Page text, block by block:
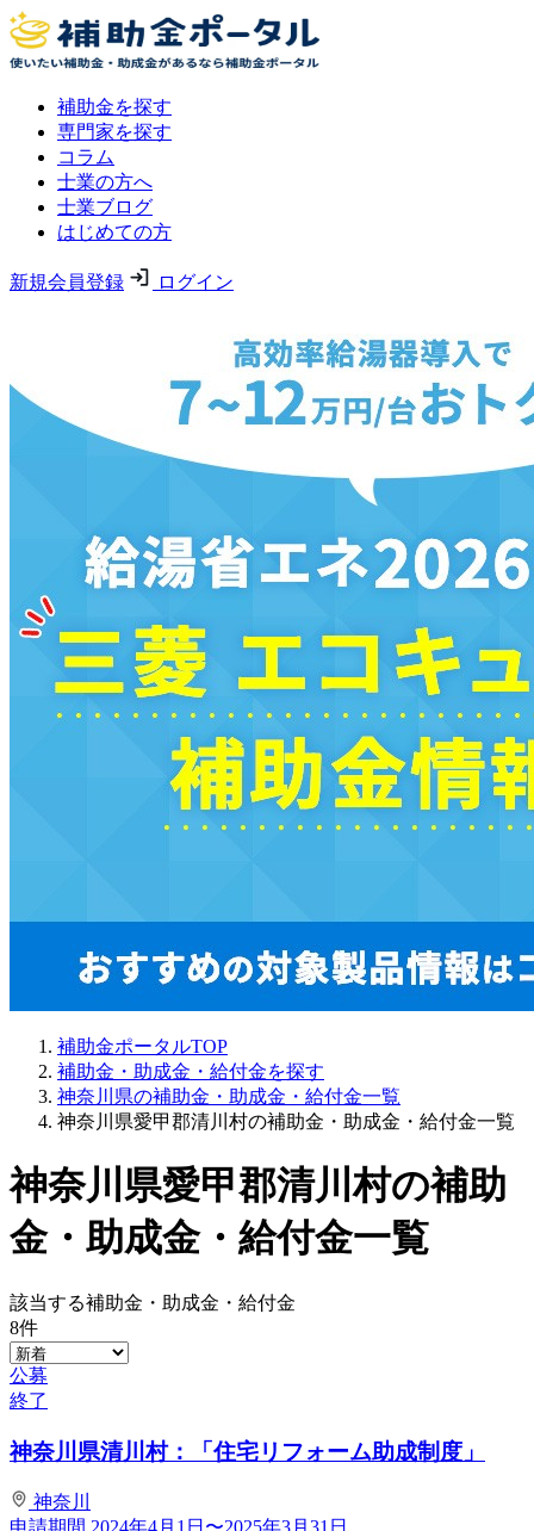
補助金を探す
専門家を探す
コラム
士業の方へ
士業ブログ
はじめての方
新規会員登録 ログイン
補助金ポータルTOP
補助金・助成金・給付金を探す
神奈川県の補助金・助成金・給付金一覧
神奈川県愛甲郡清川村の補助金・助成金・給付金一覧
神奈川県愛甲郡清川村の補助
金・助成金・給付金一覧
該当する補助金・助成金・給付金
8件
公募
終了
神奈川県清川村：「住宅リフォーム助成制度」
神奈川